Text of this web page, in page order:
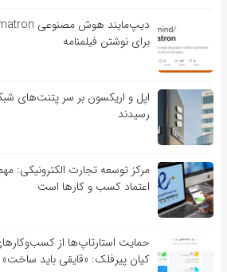
برای نوشتن فیلمنامه
اپل و اریکسون بر سر پتنت‌های
رسیدند
مرکز توسعه تجارت الکترونیکی:
اعتماد کسب و کارها است
حمایت استارتاپ‌ها از
کیان پیرفلک: «قایقی باید ساخت»